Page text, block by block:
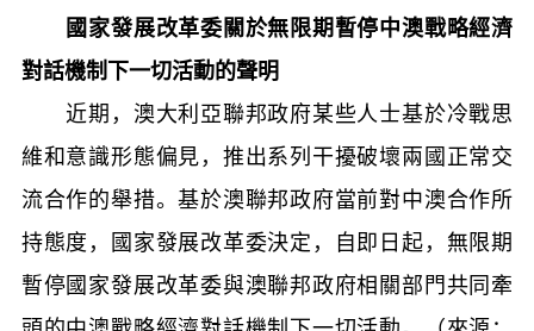
國家發展改革委關於無限期暫停中澳戰略經濟
對話機制下一切活動的聲明
近期，澳大利亞聯邦政府某些人士基於冷戰思
維和意識形態偏見，推出系列干擾破壞兩國正常交
流合作的舉措。基於澳聯邦政府當前對中澳合作所
持態度，國家發展改革委決定，自即日起，無限期
暫停國家發展改革委與澳聯邦政府相關部門共同牽